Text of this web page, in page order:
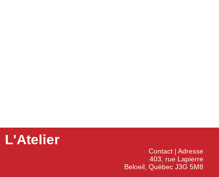
L'Atelier
Contact | Adresse
403, rue Lapierre
Beloeil, Québec J3G 5M8